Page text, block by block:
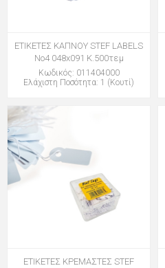
ΕΤΙΚΕΤΕΣ ΚΑΠΝΟΥ STEF LABELS
Νο4 048x091 Κ.500τεμ
Κωδικός: 011404000
Ελάχιστη Ποσότητα: 1 (Κουτί)
ΕΤΙΚΕΤΕΣ ΚΡΕΜΑΣΤΕΣ STEF